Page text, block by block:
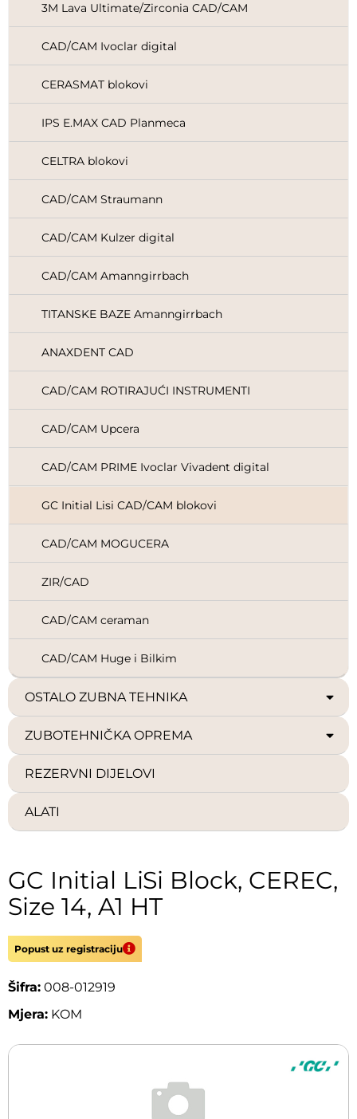
3M Lava Ultimate/Zirconia CAD/CAM
CAD/CAM Ivoclar digital
CERASMAT blokovi
IPS E.MAX CAD Planmeca
CELTRA blokovi
CAD/CAM Straumann
CAD/CAM Kulzer digital
CAD/CAM Amanngirrbach
TITANSKE BAZE Amanngirrbach
ANAXDENT CAD
CAD/CAM ROTIRAJUĆI INSTRUMENTI
CAD/CAM Upcera
CAD/CAM PRIME Ivoclar Vivadent digital
GC Initial Lisi CAD/CAM blokovi
CAD/CAM MOGUCERA
ZIR/CAD
CAD/CAM ceraman
CAD/CAM Huge i Bilkim
OSTALO ZUBNA TEHNIKA
ZUBOTEHNIČKA OPREMA
REZERVNI DIJELOVI
ALATI
GC Initial LiSi Block, CEREC,
Size 14, A1 HT
Popust uz registraciju
Šifra: 008-012919
Mjera: KOM